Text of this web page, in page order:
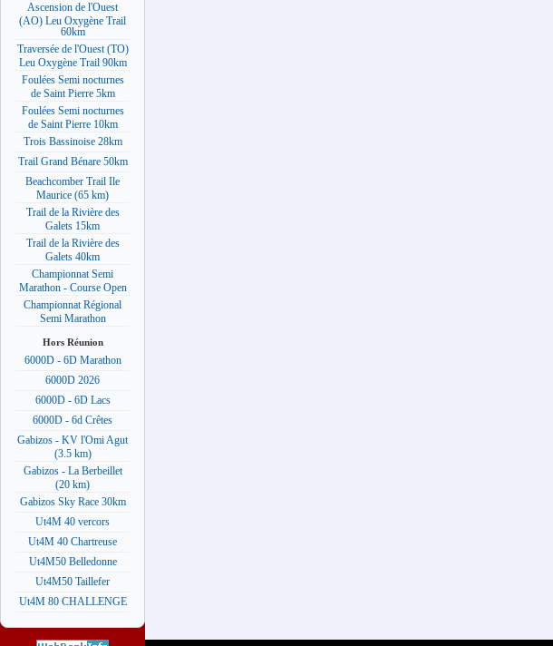
Ascension de l'Ouest
(AO) Leu Oxygène Trail
60km
Traversée de l'Ouest (TO)
Leu Oxygène Trail 90km
Foulées Semi nocturnes
de Saint Pierre 5km
Foulées Semi nocturnes
de Saint Pierre 10km
Trois Bassinoise 28km
Trail Grand Bénare 50km
Beachcomber Trail Ile
Maurice (65 km)
Trail de la Rivière des
Galets 15km
Trail de la Rivière des
Galets 40km
Championnat Semi
Marathon - Course Open
Championnat Régional
Semi Marathon
Hors Réunion
6000D - 6D Marathon
6000D 2026
6000D - 6D Lacs
6000D - 6d Crêtes
Gabizos - KV l'Omi Agut
(3.5 km)
Gabizos - La Berbeillet
(20 km)
Gabizos Sky Race 30km
Ut4M 40 vercors
Ut4M 40 Chartreuse
Ut4M50 Belledonne
Ut4M50 Taillefer
Ut4M 80 CHALLENGE